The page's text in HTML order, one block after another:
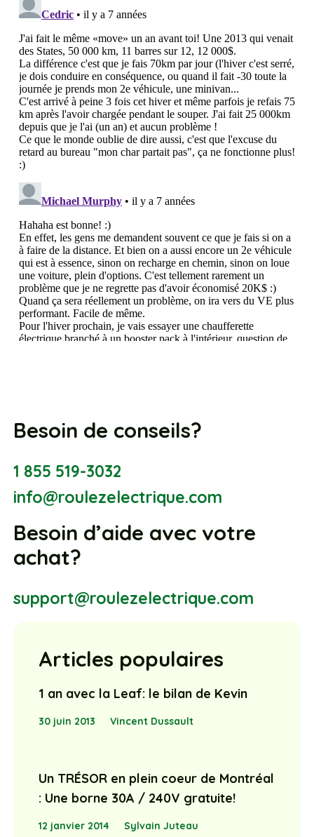
Besoin de conseils?
1 855 519-3032
info@roulezelectrique.com
Besoin d’aide avec votre
achat?
support@roulezelectrique.com
Articles populaires
1 an avec la Leaf: le bilan de Kevin
30 juin 2013 Vincent Dussault
Un TRÉSOR en plein coeur de Montréal
: Une borne 30A / 240V gratuite!
12 janvier 2014 Sylvain Juteau